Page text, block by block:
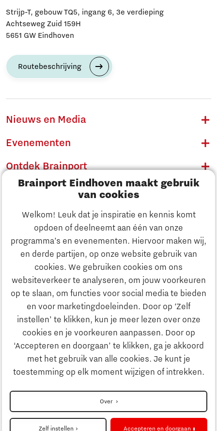
Brainport Eindhoven maakt gebruik
van cookies
Welkom! Leuk dat je inspiratie en kennis komt
opdoen of deelneemt aan één van onze
programma’s en evenementen. Hiervoor maken wij,
en derde partijen, op onze website gebruik van
cookies. We gebruiken cookies om ons
websiteverkeer te analyseren, om jouw voorkeuren
op te slaan, om functies voor social media te bieden
en voor marketingdoeleinden. Door op ‘Zelf
instellen’ te klikken, kun je meer lezen over onze
cookies en je voorkeuren aanpassen. Door op
‘Accepteren en doorgaan’ te klikken, ga je akkoord
met het gebruik van alle cookies. Je kunt je
toestemming op elk moment wijzigen of intrekken.
Over
Zelf instellen Accepteren en doorgaan
Ontdek Brainport
Innovatie
Ondernemen
Onderwijs
Strategie & Organisatie
Strijp-T, gebouw TQ5, ingang 6, 3e verdieping
Achtseweg Zuid 159H
5651 GW Eindhoven
Routebeschrijving
Nieuws en Media
Evenementen
Ontdek Brainport
Innovatie
Ondernemen
Onderwijs
Maatschappelijk
Strategie & Organisatie
Zoeken
Contact
Naar internationale website
Privacyverklaring